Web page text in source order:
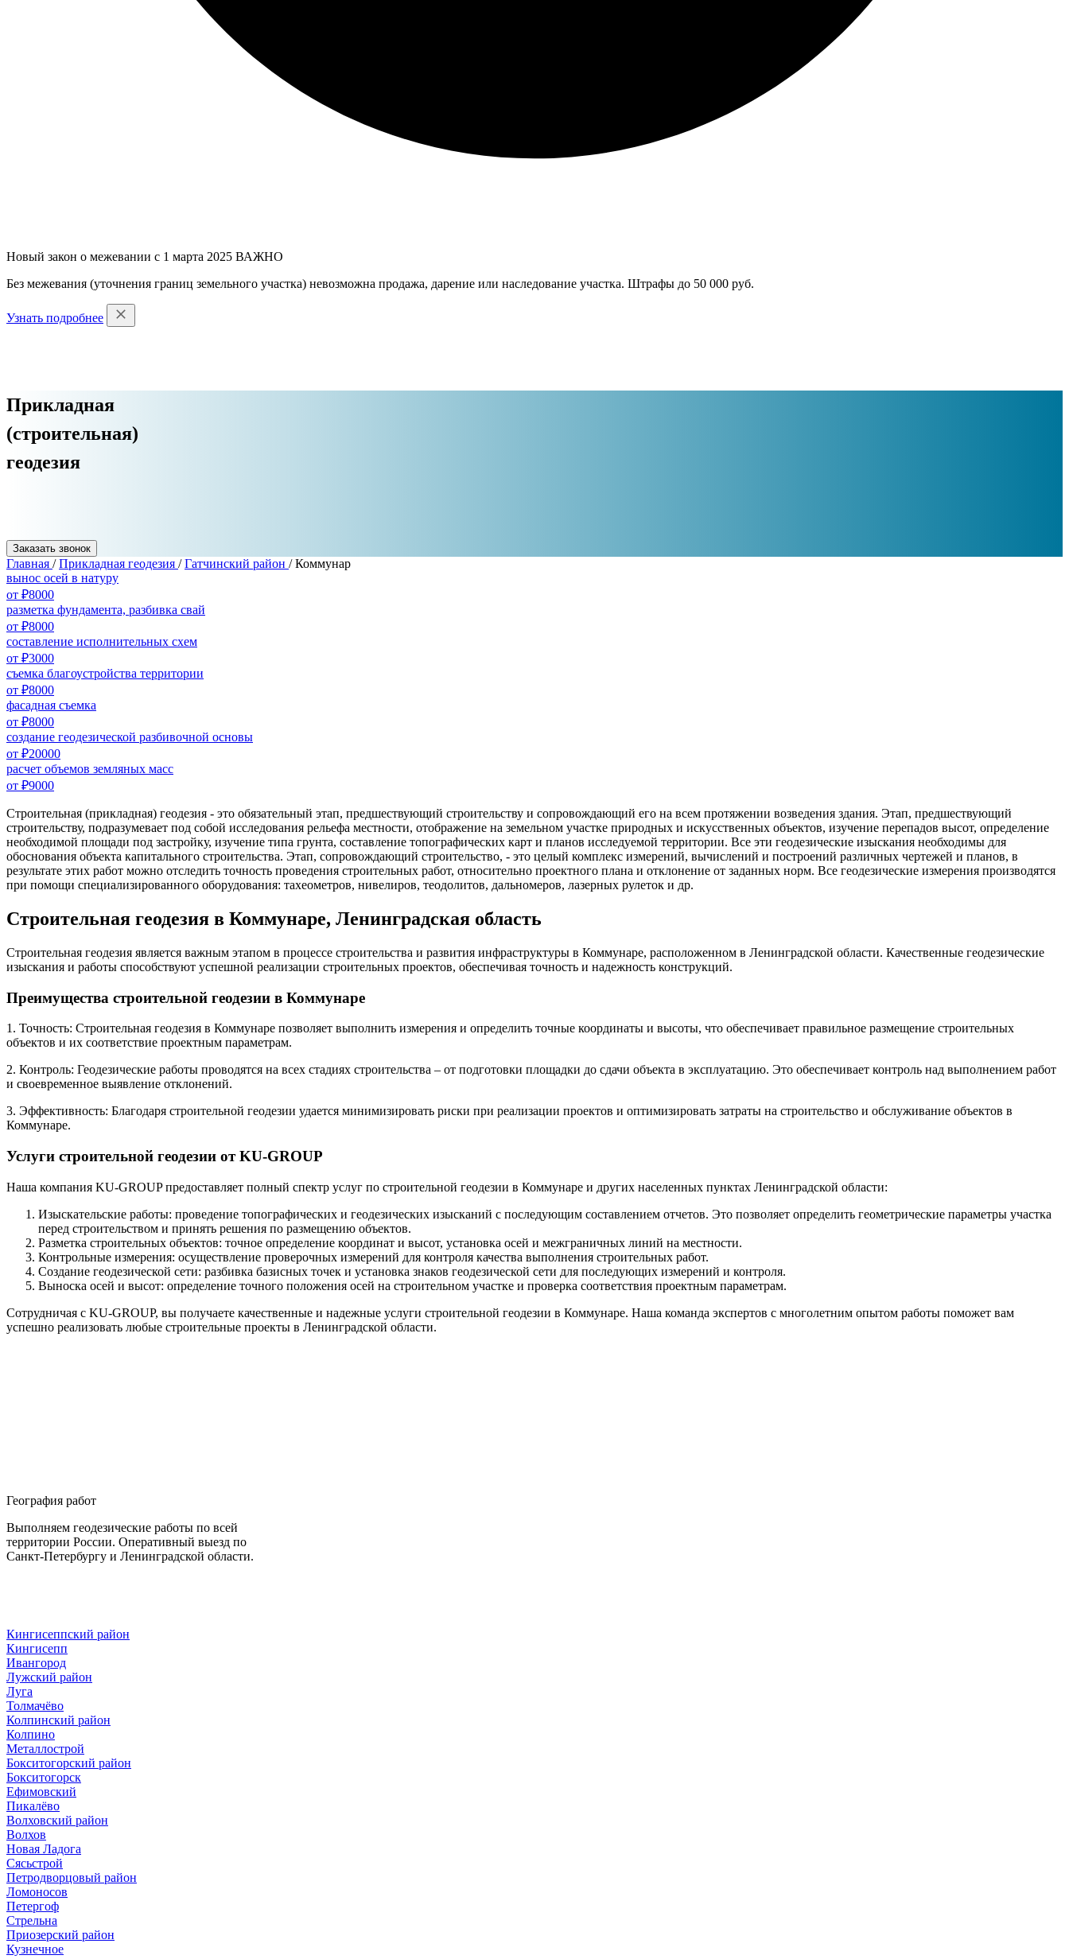
Новый закон о межевании с 1 марта 2025 ВАЖНО
Без межевания (уточнения границ земельного участка) невозможна продажа, дарение или наследование участка. Штрафы до 50 000 руб.
Узнать подробнее
Прикладная
(строительная)
геодезия
Заказать звонок
Главная /Прикладная геодезия /Гатчинский район /Коммунар
вынос осей в натуру
от ₽8000
разметка фундамента, разбивка свай
от ₽8000
составление исполнительных схем
от ₽3000
съемка благоустройства территории
от ₽8000
фасадная съемка
от ₽8000
создание геодезической разбивочной основы
от ₽20000
расчет объемов земляных масс
от ₽9000
Строительная (прикладная) геодезия - это обязательный этап, предшествующий строительству и сопровождающий его на всем протяжении возведения здания. Этап, предшествующий
строительству, подразумевает под собой исследования рельефа местности, отображение на земельном участке природных и искусственных объектов, изучение перепадов высот, определение
необходимой площади под застройку, изучение типа грунта, составление топографических карт и планов исследуемой территории. Все эти геодезические изыскания необходимы для
обоснования объекта капитального строительства. Этап, сопровождающий строительство, - это целый комплекс измерений, вычислений и построений различных чертежей и планов, в
результате этих работ можно отследить точность проведения строительных работ, относительно проектного плана и отклонение от заданных норм. Все геодезические измерения производятся
при помощи специализированного оборудования: тахеометров, нивелиров, теодолитов, дальномеров, лазерных рулеток и др.
Строительная геодезия в Коммунаре, Ленинградская область
Строительная геодезия является важным этапом в процессе строительства и развития инфраструктуры в Коммунаре, расположенном в Ленинградской области. Качественные геодезические
изыскания и работы способствуют успешной реализации строительных проектов, обеспечивая точность и надежность конструкций.
Преимущества строительной геодезии в Коммунаре
1. Точность: Строительная геодезия в Коммунаре позволяет выполнить измерения и определить точные координаты и высоты, что обеспечивает правильное размещение строительных
объектов и их соответствие проектным параметрам.
2. Контроль: Геодезические работы проводятся на всех стадиях строительства – от подготовки площадки до сдачи объекта в эксплуатацию. Это обеспечивает контроль над выполнением работ
и своевременное выявление отклонений.
3. Эффективность: Благодаря строительной геодезии удается минимизировать риски при реализации проектов и оптимизировать затраты на строительство и обслуживание объектов в
Коммунаре.
Услуги строительной геодезии от KU-GROUP
Наша компания KU-GROUP предоставляет полный спектр услуг по строительной геодезии в Коммунаре и других населенных пунктах Ленинградской области:
Изыскательские работы: проведение топографических и геодезических изысканий с последующим составлением отчетов. Это позволяет определить геометрические параметры участка
перед строительством и принять решения по размещению объектов.
Разметка строительных объектов: точное определение координат и высот, установка осей и межграничных линий на местности.
Контрольные измерения: осуществление проверочных измерений для контроля качества выполнения строительных работ.
Создание геодезической сети: разбивка базисных точек и установка знаков геодезической сети для последующих измерений и контроля.
Выноска осей и высот: определение точного положения осей на строительном участке и проверка соответствия проектным параметрам.
Сотрудничая с KU-GROUP, вы получаете качественные и надежные услуги строительной геодезии в Коммунаре. Наша команда экспертов с многолетним опытом работы поможет вам
успешно реализовать любые строительные проекты в Ленинградской области.
География работ
Выполняем геодезические работы по всей
территории России. Оперативный выезд по
Санкт-Петербургу и Ленинградской области.
Кингисеппский район
Кингисепп
Ивангород
Лужский район
Луга
Толмачёво
Колпинский район
Колпино
Металлострой
Бокситогорский район
Бокситогорск
Ефимовский
Пикалёво
Волховский район
Волхов
Новая Ладога
Сясьстрой
Петродворцовый район
Ломоносов
Петергоф
Стрельна
Приозерский район
Кузнечное